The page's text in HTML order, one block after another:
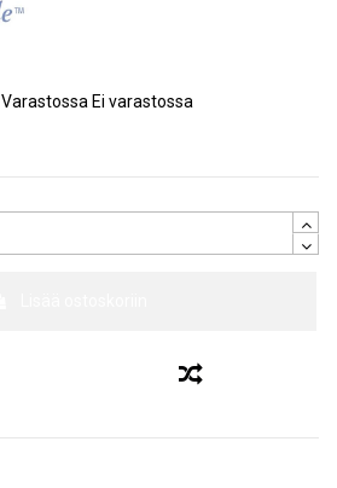
Varastossa Ei varastossa